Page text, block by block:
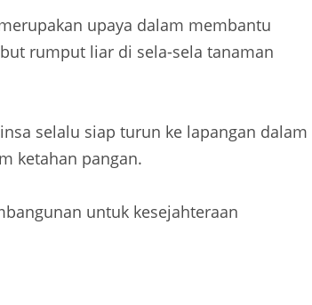
upaya dalam membantu
rumput liar di sela-sela tanaman
selalu siap turun ke lapangan dalam
ketahan pangan.
untuk kesejahteraan